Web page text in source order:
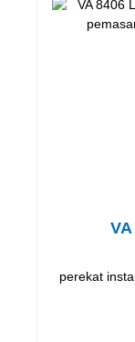
perekat